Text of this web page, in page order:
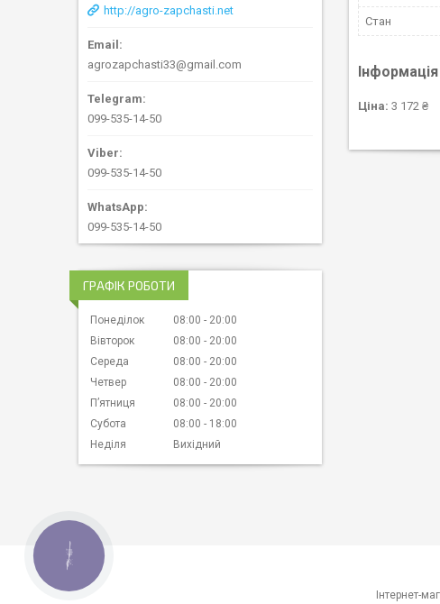
Стан
Ціна: 3 172 ₴
http://agro-zapchasti.net
agrozapchasti33@gmail.com
099-535-14-50
099-535-14-50
099-535-14-50
ГРАФІК РОБОТИ
Понеділок 08:00
20:00
Вівторок
08:00
20:00
Середа
08:00
20:00
Четвер
08:00
20:00
Пʼятниця
08:00
20:00
Субота
08:00
18:00
Неділя
Вихідний
КНОПКА
ЗВ'ЯЗКУ